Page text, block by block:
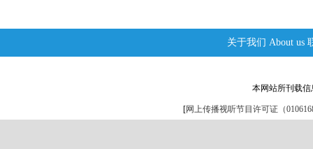
关于我们 About us
本网站所刊载
[网上传播视听节目许可证（